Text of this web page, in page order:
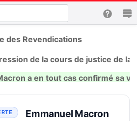
des Revendications
de la cours de justice de la
a en tout cas confirmé sa
Emmanuel Macron